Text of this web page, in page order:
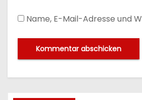
Name, E-Mail-Adresse und